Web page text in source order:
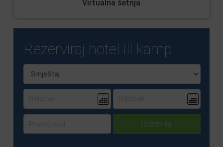
Virtualna šetnja
Rezerviraj hotel ili kamp